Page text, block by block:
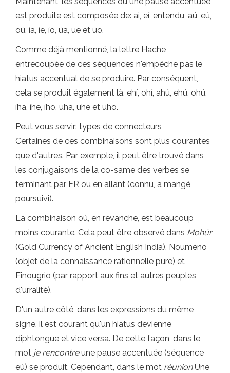
est produite est composée de: ai, eí, entendu, aú, eú,
oú, ía, íe, ío, úa, ue et uo.
Comme déjà mentionné, la lettre Hache
entrecoupée de ces séquences n'empêche pas le
hiatus accentual de se produire. Par conséquent,
cela se produit également là, ehí, ohí, ahú, ehú, ohú,
íha, íhe, ího, uha, uhe et uho.
Peut vous servir: types de connecteurs
Certaines de ces combinaisons sont plus courantes
que d'autres. Par exemple, il peut être trouvé dans
les conjugaisons de la co-same des verbes se
terminant par ER ou en allant (connu, a mangé,
poursuivi).
La combinaison oú, en revanche, est beaucoup
moins courante. Cela peut être observé dans Mohúr
(Gold Currency of Ancient English India), Noumeno
(objet de la connaissance rationnelle pure) et
Finougrio (par rapport aux fins et autres peuples
d'urralité).
D'un autre côté, dans les expressions du même
signe, il est courant qu'un hiatus devienne
diphtongue et vice versa. De cette façon, dans le
mot je rencontreune pause accentuée (séquence
eú) se produit. Cependant, dans le mot réunionUne